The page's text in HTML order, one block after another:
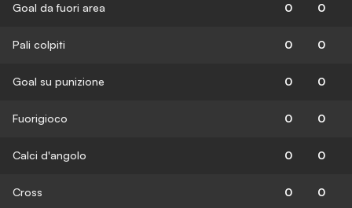
Goal da fuori area 0 0
Pali colpiti 0 0
Goal su punizione 0 0
Fuorigioco 0 0
Calci d'angolo 0 0
Cross 0 0